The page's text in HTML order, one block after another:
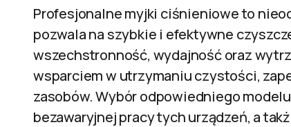
Profesjonalne myjki ciśnieniowe to
pozwala na szybkie i efektywne
wszechstronność, wydajność oraz
wsparciem w utrzymaniu czystości,
zasobów. Wybór odpowiedniego
bezawaryjnej pracy tych urządzeń, a